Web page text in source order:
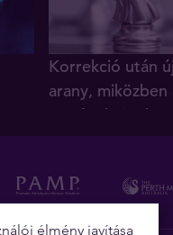
Korrekció után
arany, miközben
történelmi
élmény javítása